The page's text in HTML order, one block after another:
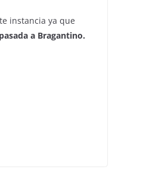
instancia ya que
a Bragantino.